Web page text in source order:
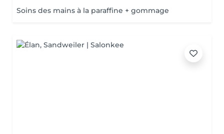
Soins des mains à la paraffine + gommage